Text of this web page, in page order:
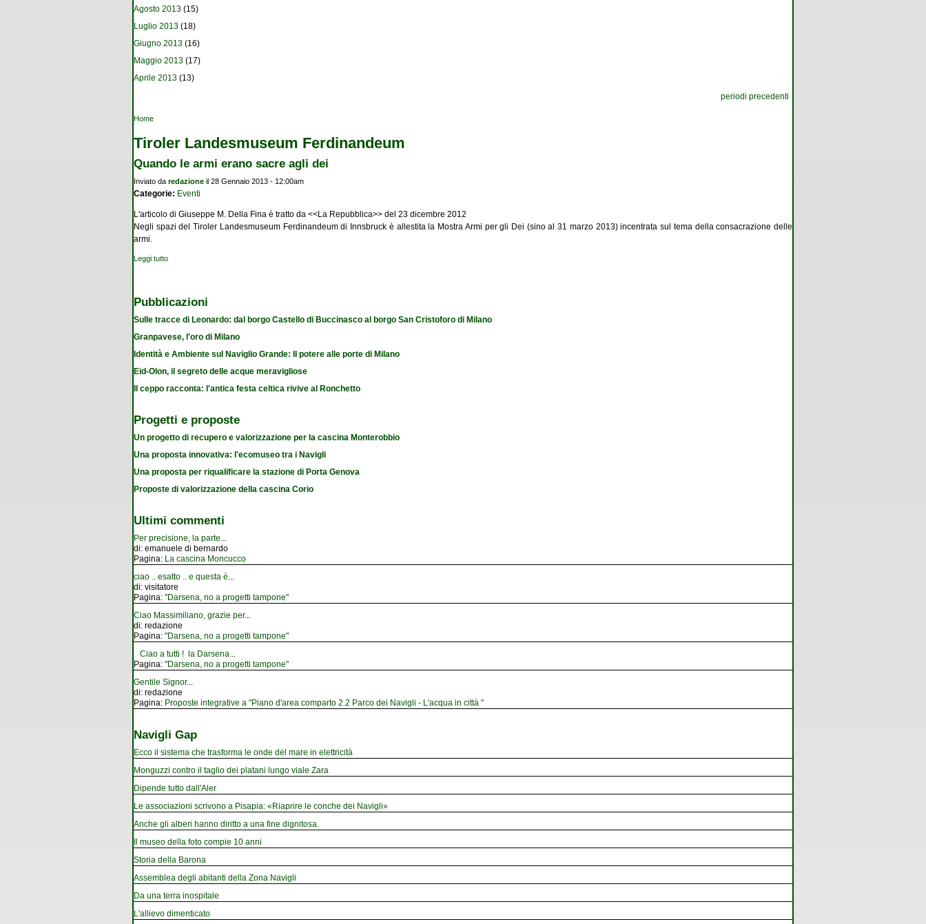
Agosto 2013 (15)
Luglio 2013 (18)
Giugno 2013 (16)
Maggio 2013 (17)
Aprile 2013 (13)
periodi precedenti
Tu sei qui
Home
Tiroler Landesmuseum Ferdinandeum
Quando le armi erano sacre agli dei
Inviato da redazione il 28 Gennaio 2013 - 12:00am
Categorie: Eventi
L'articolo di Giuseppe M. Della Fina è tratto da <<La Repubblica>> del 23 dicembre 2012
Negli spazi del Tiroler Landesmuseum Ferdinandeum di Innsbruck è allestita la Mostra Armi per gli Dei (sino al 31 marzo 2013) incentrata sul tema della consacrazione delle
armi.
Leggi tutto
Pubblicazioni
Sulle tracce di Leonardo: dal borgo Castello di Buccinasco al borgo San Cristoforo di Milano
Granpavese, l'oro di Milano
Identità e Ambiente sul Naviglio Grande: Il potere alle porte di Milano
Eid-Olon, il segreto delle acque meravigliose
Il ceppo racconta: l'antica festa celtica rivive al Ronchetto
Progetti e proposte
Un progetto di recupero e valorizzazione per la cascina Monterobbio
Una proposta innovativa: l'ecomuseo tra i Navigli
Una proposta per riqualificare la stazione di Porta Genova
Proposte di valorizzazione della cascina Corio
Ultimi commenti
Per precisione, la parte...
di: emanuele di bernardo
Pagina: La cascina Moncucco
ciao .. esatto .. e questa è...
di: visitatore
Pagina: "Darsena, no a progetti tampone"
Ciao Massimiliano, grazie per...
di: redazione
Pagina: "Darsena, no a progetti tampone"
Ciao a tutti ! la Darsena...
Pagina: "Darsena, no a progetti tampone"
Gentile Signor...
di: redazione
Pagina: Proposte integrative a "Piano d'area comparto 2.2 Parco dei Navigli - L'acqua in città "
Navigli Gap
Ecco il sistema che trasforma le onde del mare in elettricità
Monguzzi contro il taglio dei platani lungo viale Zara
Dipende tutto dall'Aler
Le associazioni scrivono a Pisapia: «Riaprire le conche dei Navigli»
Anche gli alberi hanno diritto a una fine dignitosa.
Il museo della foto compie 10 anni
Storia della Barona
Assemblea degli abitanti della Zona Navigli
Da una terra inospitale
L'allievo dimenticato